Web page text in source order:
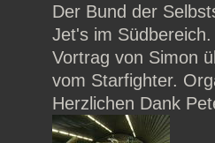
Der Bund der
Jet's im
Vortrag von Simon
vom Starfighter.
Herzlichen Dank